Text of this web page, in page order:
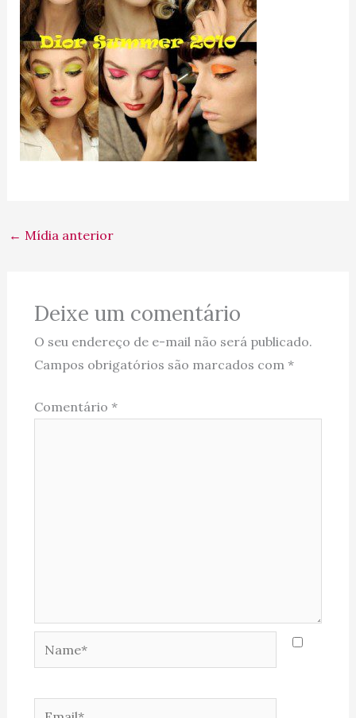
← Mídia anterior
Deixe um comentário
O seu endereço de e-mail não será publicado.
Campos obrigatórios são marcados com *
Comentário *
Name*
Email*